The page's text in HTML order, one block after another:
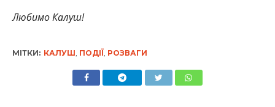
Любимо Калуш!
МІТКИ: КАЛУШ ПОДІЇ РОЗВАГИ